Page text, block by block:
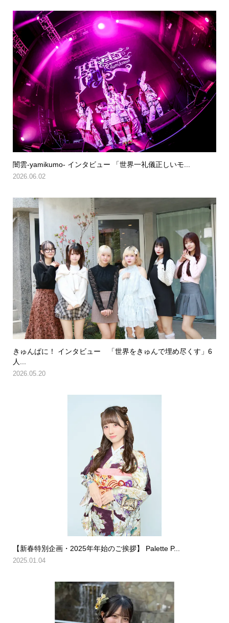
闇雲-yamikumo- インタビュー 「世界一礼儀正しいモ...
2026.06.02
きゅんぱに！ インタビュー 「世界をきゅんで埋め尽くす」6
人...
2026.05.20
【新春特別企画・2025年年始のご挨拶】 Palette P...
2025.01.04